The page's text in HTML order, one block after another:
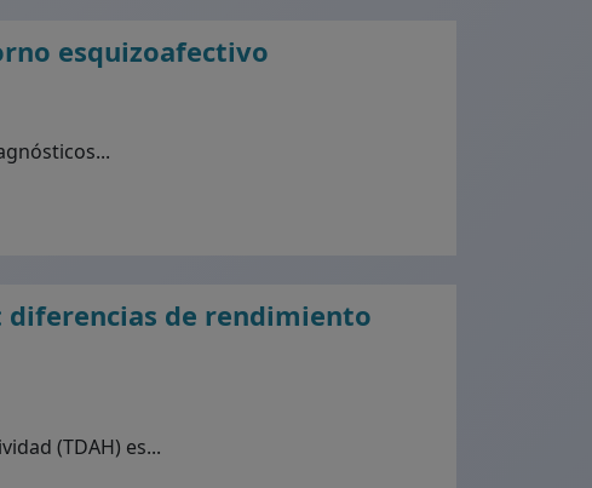
esquizoafectivo
diferencias de rendimiento
(TDAH) es...